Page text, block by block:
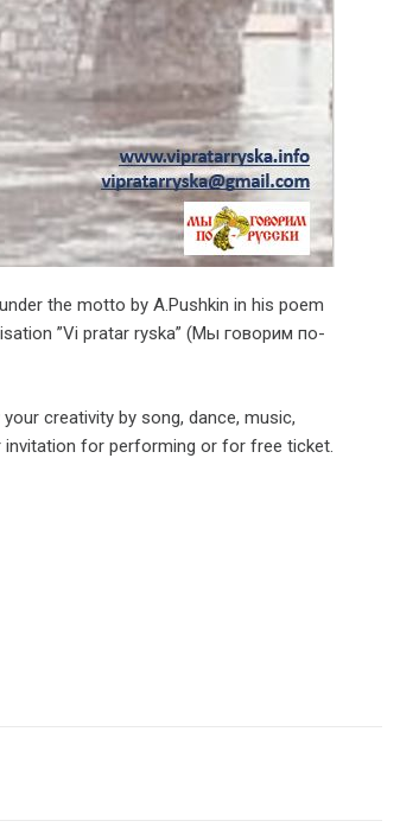
the motto by A.Pushkin in his poem
”Vi pratar ryska” (Мы говорим по-
creativity by song, dance, music,
for performing or for free ticket.